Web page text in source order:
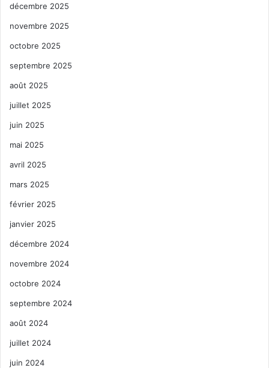
décembre 2025
novembre 2025
octobre 2025
septembre 2025
août 2025
juillet 2025
juin 2025
mai 2025
avril 2025
mars 2025
février 2025
janvier 2025
décembre 2024
novembre 2024
octobre 2024
septembre 2024
août 2024
juillet 2024
juin 2024